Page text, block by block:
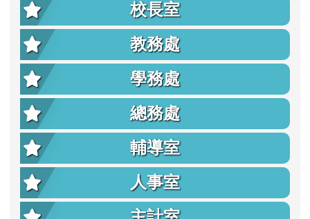
校長室
教務處
學務處
總務處
輔導室
人事室